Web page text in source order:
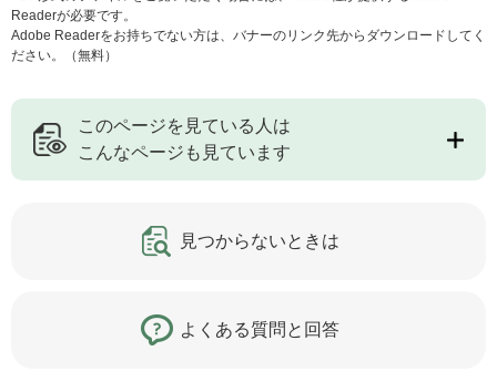
Readerが必要です。
Adobe Readerをお持ちでない方は、バナーのリンク先からダウンロードしてく
ださい。（無料）
このページを見ている人は
こんなページも見ています
見つからないときは
よくある質問と回答